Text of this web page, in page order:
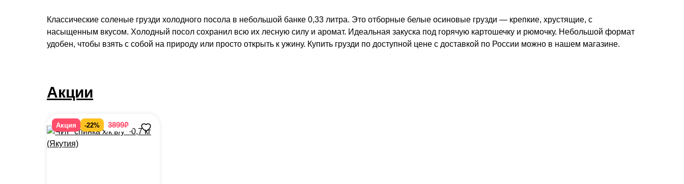
Классические соленые грузди холодного посола в небольшой банке 0,33 литра. Это отборные белые осиновые грузди — крепкие, хрустящие, с
насыщенным вкусом. Холодный посол сохранил всю их лесную силу и аромат. Идеальная закуска под горячую картошечку и рюмочку. Небольшой формат
удобен, чтобы взять с собой на природу или просто открыть к ужину. Купить грузди по доступной цене с доставкой по России можно в нашем магазине.
Акции
Акция -22% 3899₽